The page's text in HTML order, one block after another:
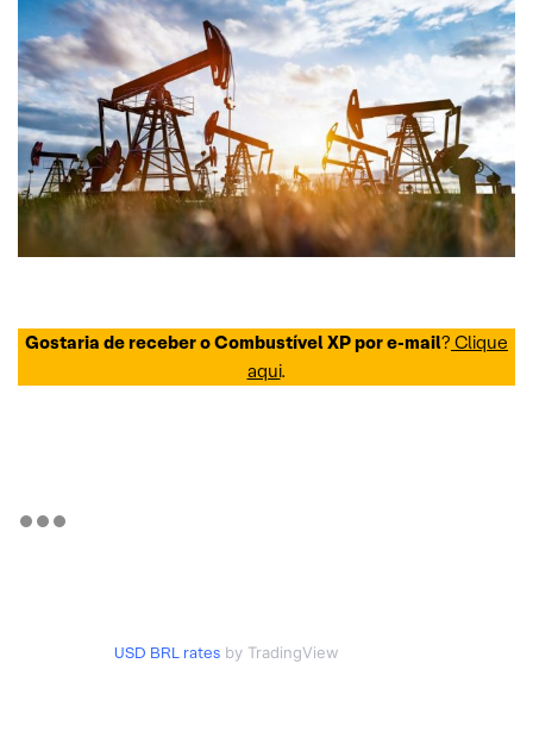
Gostaria de receber o Combustível XP por e-mail? Clique
aqui.
USD BRL ratesby TradingView